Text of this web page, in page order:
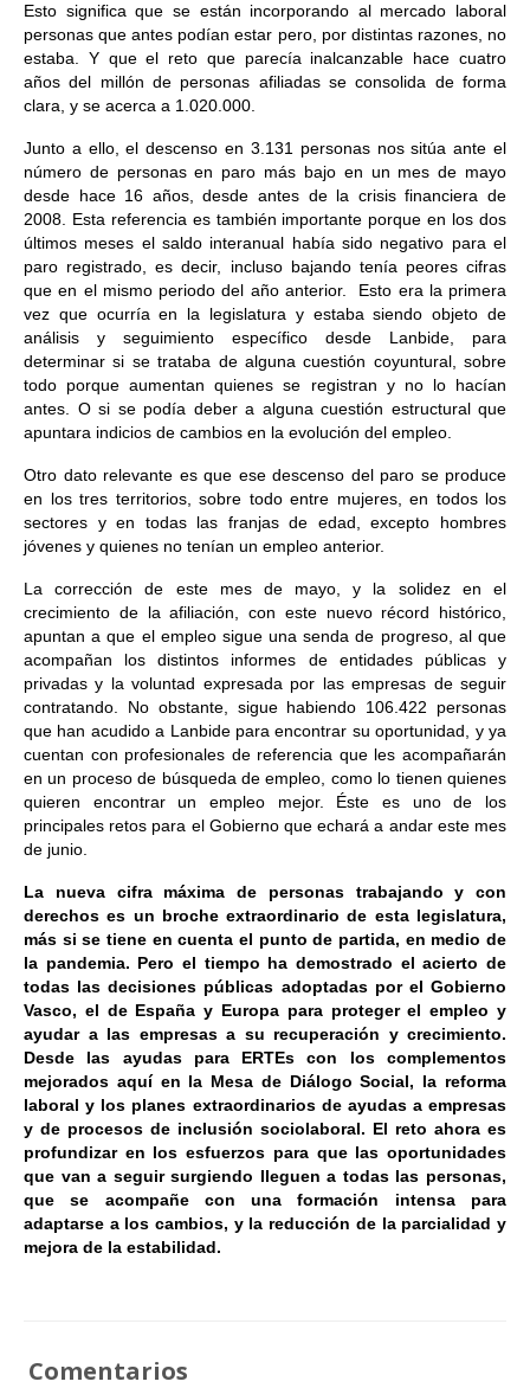
Esto significa que se están incorporando al mercado laboral
personas que antes podían estar pero, por distintas razones, no
estaba. Y que el reto que parecía inalcanzable hace cuatro
años del millón de personas afiliadas se consolida de forma
clara, y se acerca a 1.020.000.
Junto a ello, el descenso en 3.131 personas nos sitúa ante el
número de personas en paro más bajo en un mes de mayo
desde hace 16 años, desde antes de la crisis financiera de
2008. Esta referencia es también importante porque en los dos
últimos meses el saldo interanual había sido negativo para el
paro registrado, es decir, incluso bajando tenía peores cifras
que en el mismo periodo del año anterior. Esto era la primera
vez que ocurría en la legislatura y estaba siendo objeto de
análisis y seguimiento específico desde Lanbide, para
determinar si se trataba de alguna cuestión coyuntural, sobre
todo porque aumentan quienes se registran y no lo hacían
antes. O si se podía deber a alguna cuestión estructural que
apuntara indicios de cambios en la evolución del empleo.
Otro dato relevante es que ese descenso del paro se produce
en los tres territorios, sobre todo entre mujeres, en todos los
sectores y en todas las franjas de edad, excepto hombres
jóvenes y quienes no tenían un empleo anterior.
La corrección de este mes de mayo, y la solidez en el
crecimiento de la afiliación, con este nuevo récord histórico,
apuntan a que el empleo sigue una senda de progreso, al que
acompañan los distintos informes de entidades públicas y
privadas y la voluntad expresada por las empresas de seguir
contratando. No obstante, sigue habiendo 106.422 personas
que han acudido a Lanbide para encontrar su oportunidad, y ya
cuentan con profesionales de referencia que les acompañarán
en un proceso de búsqueda de empleo, como lo tienen quienes
quieren encontrar un empleo mejor. Éste es uno de los
principales retos para el Gobierno que echará a andar este mes
de junio.
La nueva cifra máxima de personas trabajando y con
derechos es un broche extraordinario de esta legislatura,
más si se tiene en cuenta el punto de partida, en medio de
la pandemia. Pero el tiempo ha demostrado el acierto de
todas las decisiones públicas adoptadas por el Gobierno
Vasco, el de España y Europa para proteger el empleo y
ayudar a las empresas a su recuperación y crecimiento.
Desde las ayudas para ERTEs con los complementos
mejorados aquí en la Mesa de Diálogo Social, la reforma
laboral y los planes extraordinarios de ayudas a empresas
y de procesos de inclusión sociolaboral. El reto ahora es
profundizar en los esfuerzos para que las oportunidades
que van a seguir surgiendo lleguen a todas las personas,
que se acompañe con una formación intensa para
adaptarse a los cambios, y la reducción de la parcialidad y
mejora de la estabilidad.
Comentarios